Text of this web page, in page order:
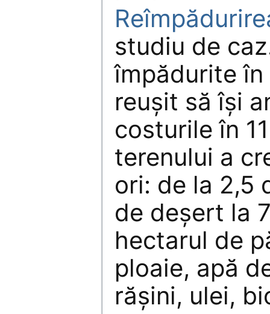
studiu de
împădurite
reuşit să îşi
costurile în
terenului a
ori: de la 2,5
de deşert la
hectarul de
ploaie, apă
răşini, ulei,